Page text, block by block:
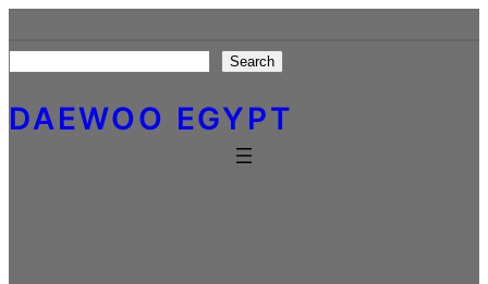
to
content
Search
DAEWOO EGYPT